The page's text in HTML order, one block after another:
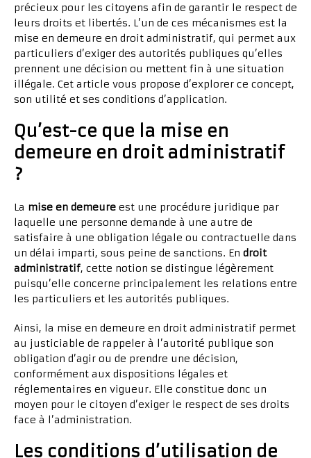
précieux pour les citoyens afin de garantir le respect de
leurs droits et libertés. L’un de ces mécanismes est la
mise en demeure en droit administratif, qui permet aux
particuliers d’exiger des autorités publiques qu’elles
prennent une décision ou mettent fin à une situation
illégale. Cet article vous propose d’explorer ce concept,
son utilité et ses conditions d’application.
Qu’est-ce que la mise en
demeure en droit administratif
?
La mise en demeure est une procédure juridique par
laquelle une personne demande à une autre de
satisfaire à une obligation légale ou contractuelle dans
un délai imparti, sous peine de sanctions. En droit
administratif, cette notion se distingue légèrement
puisqu’elle concerne principalement les relations entre
les particuliers et les autorités publiques.
Ainsi, la mise en demeure en droit administratif permet
au justiciable de rappeler à l’autorité publique son
obligation d’agir ou de prendre une décision,
conformément aux dispositions légales et
réglementaires en vigueur. Elle constitue donc un
moyen pour le citoyen d’exiger le respect de ses droits
face à l’administration.
Les conditions d’utilisation de